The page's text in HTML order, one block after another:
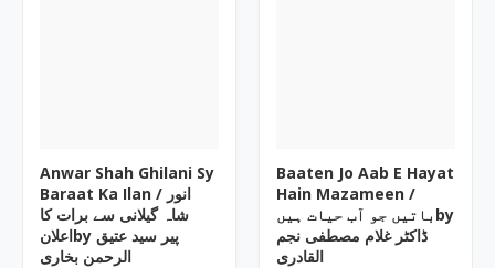
Anwar Shah Ghilani Sy
Baraat Ka Ilan / انور
شاہ گیلانی سے برات کا
اعلانby پیر سید عتیق
الرحمن بخاری
Baaten Jo Aab E Hayat
Hain Mazameen /
باتیں جو آب حیات ہیںby
ڈاکٹر غلام مصطفی نجم
القادری